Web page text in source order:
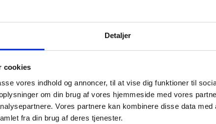
Detaljer
cookies
vores indhold og annoncer, til at vise dig funktioner til
om din brug af vores hjemmeside med vores
Vores partnere kan kombinere disse data
fra din brug af deres tjenester.